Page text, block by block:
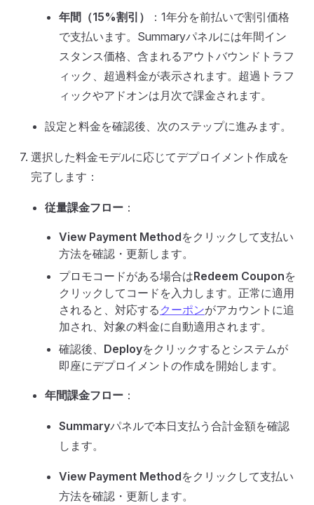
年間（15%割引）
：1年分を前払いで割引価格
で支払います。Summaryパネルには年間イン
スタンス価格、含まれるアウトバウンドトラフ
ィック、超過料金が表示されます。超過トラフ
ィックやアドオンは月次で課金されます。
設定と料金を確認後、次のステップに進みます。
選択した料金モデルに応じてデプロイメント作成を
完了します：
従量課金フロー ：
View Payment Methodをクリックして支払い
方法を確認・更新します。
プロモコードがある場合はRedeem Couponを
クリックしてコードを入力します。正常に適用
されると、対応する クーポンがアカウントに追
加され、対象の料金に自動適用されます。
確認後、 Deployをクリックするとシステムが
即座にデプロイメントの作成を開始します。
年間課金フロー ：
Summaryパネルで本日支払う合計金額を確認
します。
View Payment Methodをクリックして支払い
方法を確認・更新します。